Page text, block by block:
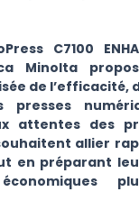
C7100
Minolta
de l’efficacité,
presses
attentes des
allier
en préparant